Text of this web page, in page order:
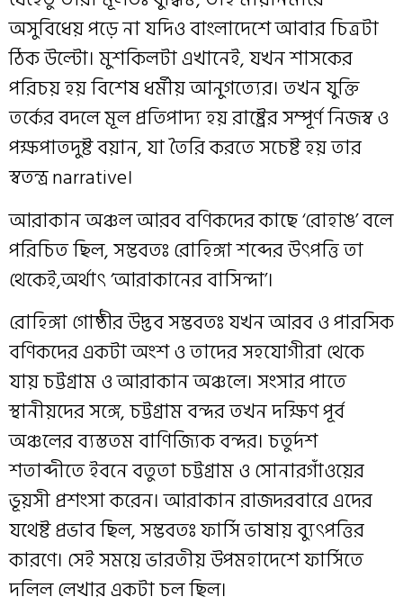
অসুবিধেয় পড়ে না যদিও বাংলাদেশে আবার চিত্রটা
ঠিক উল্টো। মুশকিলটা এখানেই, যখন শাসকের
পরিচয় হয় বিশেষ ধর্মীয় আনুগত্যের। তখন যুক্তি
তর্কের বদলে মূল প্রতিপাদ্য হয় রাষ্ট্রের সম্পূর্ণ নিজস্ব ও
পক্ষপাতদুষ্ট বয়ান, যা তৈরি করতে সচেষ্ট হয় তার
স্বতন্ত্র narrative।
আরাকান অঞ্চল আরব বণিকদের কাছে ‘রোহাঙ’ বলে
পরিচিত ছিল, সম্ভবতঃ রোহিঙ্গা শব্দের উৎপত্তি তা
থেকেই,অর্থাৎ ‘আরাকানের বাসিন্দা’।
রোহিঙ্গা গোষ্ঠী‌র উদ্ভব সম্ভবতঃ যখন আরব ও পারসিক
বণিকদের একটা অংশ ও তাদের সহযোগীরা থেকে
যায় চট্টগ্রাম ও আরাকান অঞ্চলে। সংসার পাতে
স্থানীয়দের সঙ্গে, চট্টগ্রাম বন্দর তখন দক্ষিণ পূর্ব
অঞ্চলের ব্যস্ততম বাণিজ্যিক বন্দর। চতুর্দশ
শতাব্দীতে ইবনে বতুতা চট্টগ্রাম ও সোনারগাঁওয়ের
ভূয়সী প্রশংসা করেন। আরাকান রাজদরবারে এদের
যথেষ্ট প্রভাব ছিল, সম্ভবতঃ ফার্সি ভাষায় ব্যুৎপত্তির
কারণে। সেই সময়ে ভারতীয় উপমহাদেশে ফার্সিতে
দলিল লেখার একটা চল ছিল।